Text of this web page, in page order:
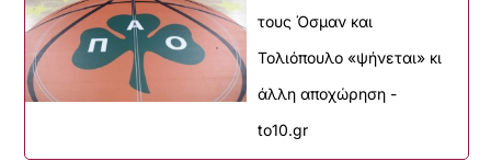
τους Όσμαν και
Τολιόπουλο «ψήνεται» κι
άλλη αποχώρηση -
to10.gr